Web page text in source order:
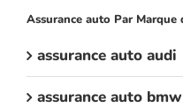
Assurance auto Par Marque
assurance auto audi
assurance auto bmw